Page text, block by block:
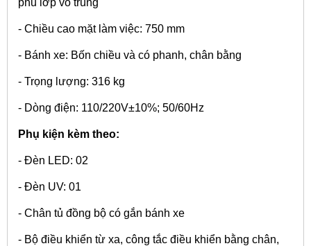
- Chiều cao mặt làm việc: 750 mm
- Bánh xe: Bốn chiều và có phanh, chân bằng
- Trọng lượng: 316 kg
- Dòng điện: 110/220V±10%; 50/60Hz
Phụ kiện kèm theo:
- Đèn LED: 02
- Đèn UV: 01
- Chân tủ đồng bộ có gắn bánh xe
- Bộ điều khiển từ xa, công tắc điều khiển bằng chân,